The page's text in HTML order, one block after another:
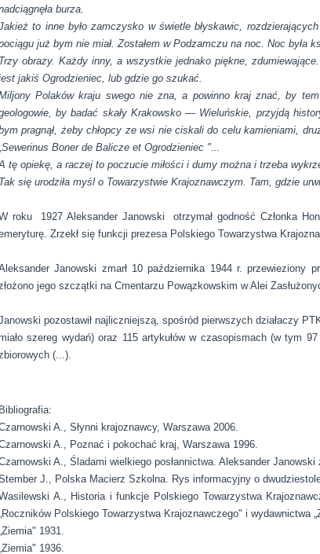
burza.
to inne było zamczysko w świetle błyskawic,
już bym nie miał. Zostałem w Podzamczu na noc. Noc była
Trzy obrazy. Każdy inny, a wszystkie jednako piękne,
jakiś Ogrodzieniec, lub gdzie go szukać.
Polaków kraju swego nie zna, a powinno kraj znać, by
by badać skały Krakowsko — Wieluńskie, przyjdą
pragnął, żeby chłopcy ze wsi nie ciskali do celu kamieniami,
Boner de Balicze et Ogrodzieniec "...
tę opiekę, a raczej to poczucie miłości i dumy można i trzeba
Tak się urodziła myśl o Towarzystwie Krajoznawczym. Tam, gdzie
roku 1927 Aleksander Janowski otrzymał godność Członka
Zrzekł się funkcji prezesa Polskiego Towarzystwa
Janowski zmarł 10 października 1944 r. przewieziony
jego szczątki na Cmentarzu Powązkowskim w Alei
pozostawił najliczniejszą, spośród pierwszych działaczy
szereg wydań) oraz 115 artykułów w czasopismach (w tym
(...).
Bibliografia:
A., Słynni krajoznawcy, Warszawa 2006.
A., Poznać i pokochać kraj, Warszawa 1996.
A., Śladami wielkiego posłannictwa. Aleksander
J., Polska Macierz Szkolna. Rys informacyjny o
A., Historia i funkcje Polskiego Towarzystwa
Polskiego Towarzystwa Krajoznawczego" i wydawnictwa
1931.
1936.